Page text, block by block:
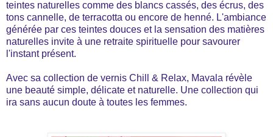
teintes naturelles comme des blancs cassés, des écrus, des
tons cannelle, de terracotta ou encore de henné. L'ambiance
générée par ces teintes douces et la sensation des matières
naturelles invite à une retraite spirituelle pour savourer
l'instant présent.
Avec sa collection de vernis Chill & Relax, Mavala révèle
une beauté simple, délicate et naturelle. Une collection qui
ira sans aucun doute à toutes les femmes.